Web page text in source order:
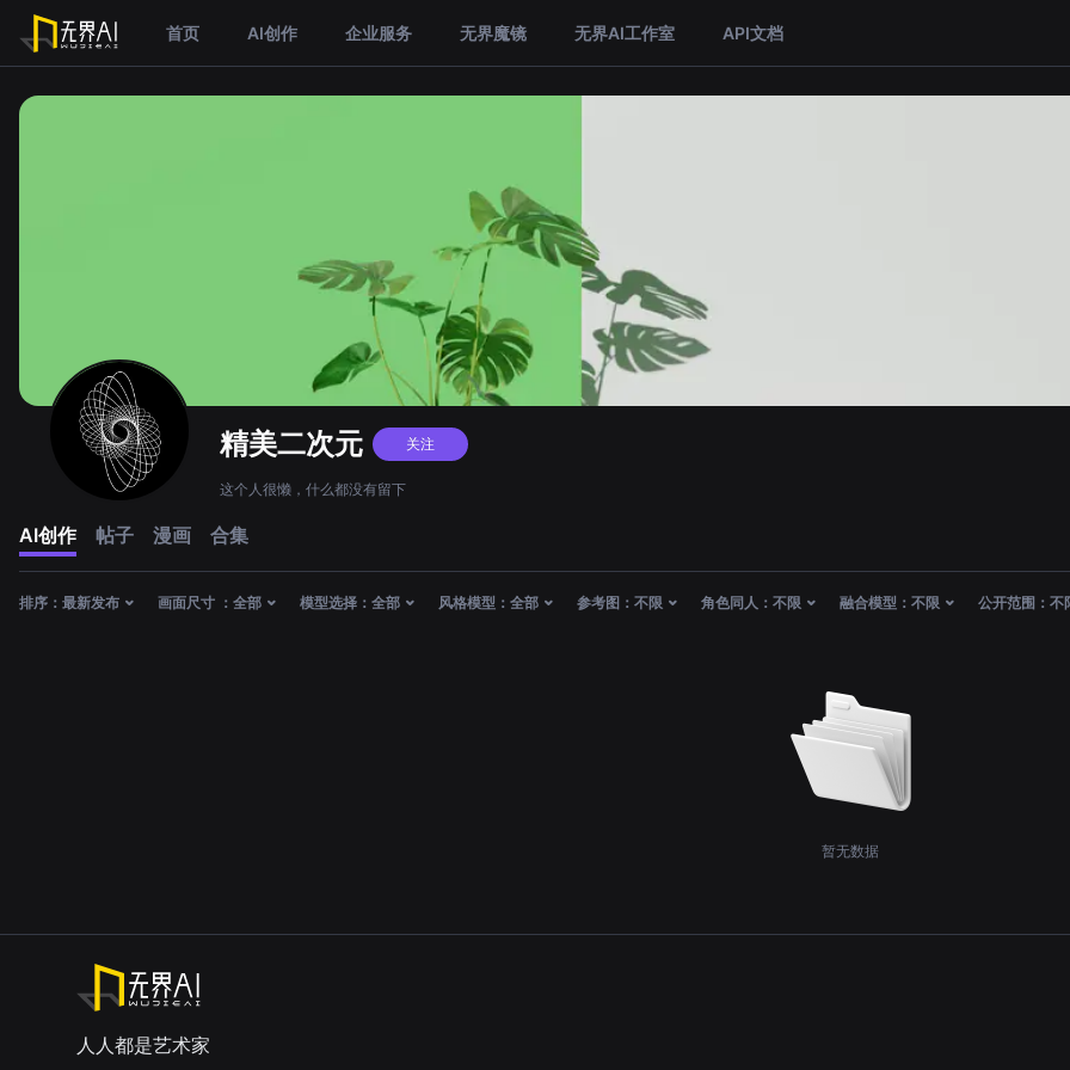
首页 AI创作 企业服务 无界魔镜 无界AI工作室 API文档
精美二次元 关注
这个人很懒，什么都没有留下
AI创作 帖子 漫画 合集
排序： 最新发布 画面尺寸 ： 全部 模型选择： 全部 风格模型： 全部 参考图： 不限 角色同人： 不限 融合模型： 不限 公开范围： 不
暂无数据
人人都是艺术家